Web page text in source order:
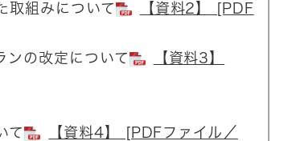
取組みについて
【資料2】 [PDF
ンの改定について
【資料3】
て
【資料4】 [PDFファイル／